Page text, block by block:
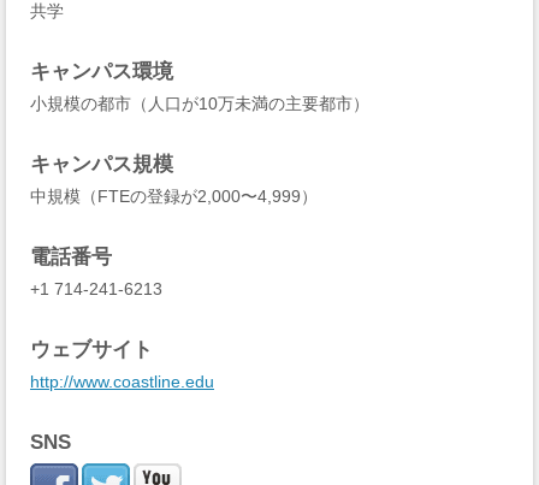
共学
キャンパス環境
小規模の都市（人口が10万未満の主要都市）
キャンパス規模
中規模（FTEの登録が2,000〜4,999）
電話番号
+1 714-241-6213
ウェブサイト
http://www.coastline.edu
SNS